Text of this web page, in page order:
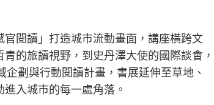
閱讀」打造城市流動畫面，講座橫跨文
的旅讀視野，到史丹澤大使的國際談會，
劃與行動閱讀計畫，書展延伸至草地、
入城市的每一處角落。